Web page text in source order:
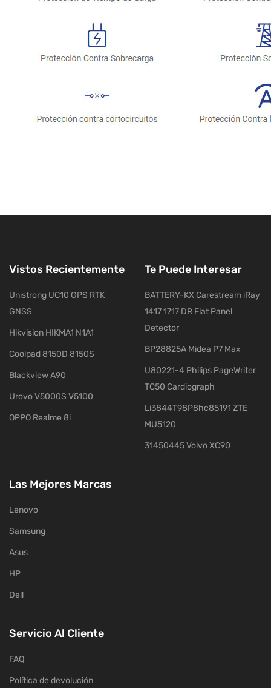
Vistos Recientemente
Unistrong UC10 GPS RTK
GNSS
Hikvision HIKMA1 N1A1
Coolpad 8150D 8150S
Blackview A90
Urovo V5000S V5100
OPPO Realme 8i
Te Puede Interesar
BATTERY-KX Carestream iRay
1417 1717 DR Flat Panel
Detector
BP28825A Midea P7 Max
U80221-4 Philips PageWriter
TC50 Cardiograph
Li3844T98P8hc85191 ZTE
MU5120
31450445 Volvo XC90
Las Mejores Marcas
Lenovo
Samsung
Asus
HP
Dell
Servicio Al Cliente
FAQ
Política de devolución